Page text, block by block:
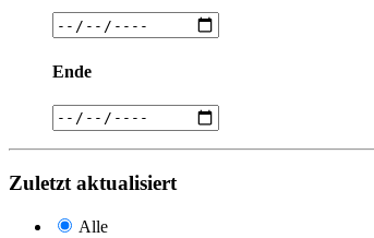
Ende
Zuletzt aktualisiert
Alle